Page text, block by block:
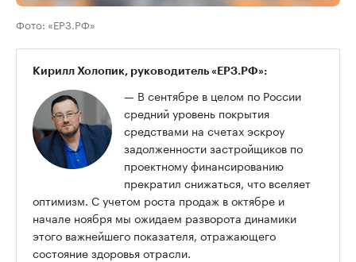
Фото: «ЕРЗ.РФ»
Кирилл Холопик, руководитель «ЕРЗ.РФ»:
— В сентябре в целом по России
средний уровень покрытия
средствами на счетах эскроу
задолженности застройщиков по
проектному финансированию
прекратил снижаться, что вселяет
оптимизм. С учетом роста продаж в октябре и
начале ноября мы ожидаем разворота динамики
этого важнейшего показателя, отражающего
состояние здоровья отрасли.